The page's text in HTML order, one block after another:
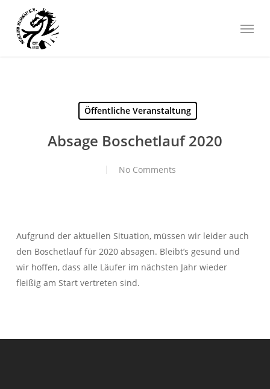
main
Menu
Öffentliche Veranstaltung
Absage Boschetlauf 2020
No Comments
Aufgrund der aktuellen Situation, müssen wir leider auch
den Boschetlauf für 2020 absagen. Bleibt’s gesund und
wir hoffen, dass alle Läufer im nächsten Jahr wieder
fleißig am Start vertreten sind.